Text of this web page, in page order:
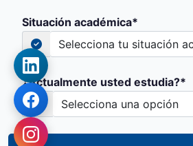
Situación académica*
¿Actualmente usted estudia?*